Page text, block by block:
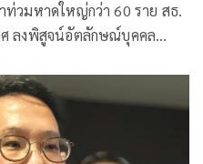
วมหาดใหญ่กว่า 60 ราย สธ.
ลงพิสูจน์อัตลักษณ์บุคคล